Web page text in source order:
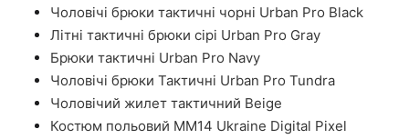
Чоловічі брюки тактичні чорні Urban Pro Black
Літні тактичні брюки сірі Urban Pro Gray
Брюки тактичні Urban Pro Navy
Чоловічі брюки Тактичні Urban Pro Tundra
Чоловічий жилет тактичний Beige
Костюм польовий ММ14 Ukraine Digital Pixel